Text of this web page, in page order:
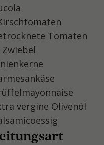
Tomaten
vergine Olivenöl